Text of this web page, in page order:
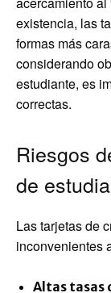
existencia, las
formas más
considerando
estudiante, es
correctas.
Riesgos
de
Las tarjetas de
inconvenientes
Altas tasas